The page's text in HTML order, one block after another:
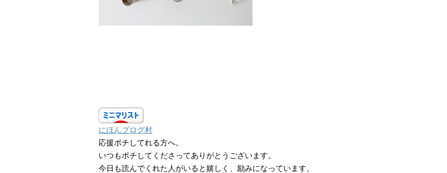
にほんブログ村
応援ポチしてれる方へ。
いつもポチしてくださってありがとうございます。
今日も読んでくれた人がいると嬉しく、励みになっています。